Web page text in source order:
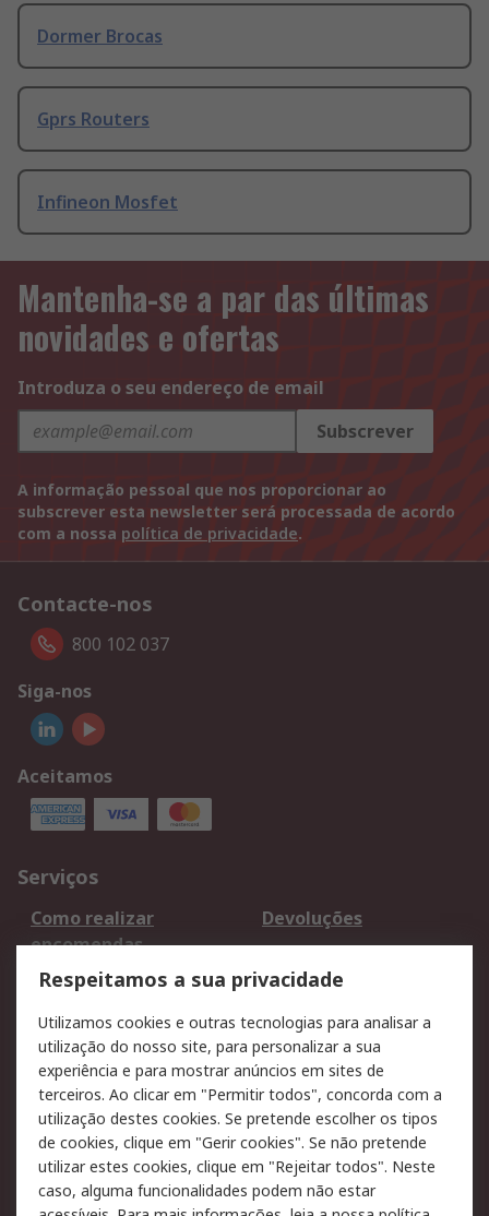
Dormer Brocas
Gprs Routers
Infineon Mosfet
Mantenha-se a par das últimas
novidades e ofertas
Introduza o seu endereço de email
Subscrever
A informação pessoal que nos proporcionar ao
subscrever esta newsletter será processada de acordo
com a nossa política de privacidade.
Contacte-nos
800 102 037
Siga-nos
Aceitamos
Serviços
Como realizar
encomendas
Devoluções
Formas de entrega
Qualidade e ambiente
Pagamento e
faturação
Legal
Aviso legal
Política de cookies
Política de privacidade
Segurança de emails
Respeitamos a sua privacidade
Utilizamos cookies e outras tecnologias para analisar a
utilização do nosso site, para personalizar a sua
experiência e para mostrar anúncios em sites de
terceiros. Ao clicar em "Permitir todos", concorda com a
utilização destes cookies. Se pretende escolher os tipos
de cookies, clique em "Gerir cookies". Se não pretende
utilizar estes cookies, clique em "Rejeitar todos". Neste
caso, alguma funcionalidades podem não estar